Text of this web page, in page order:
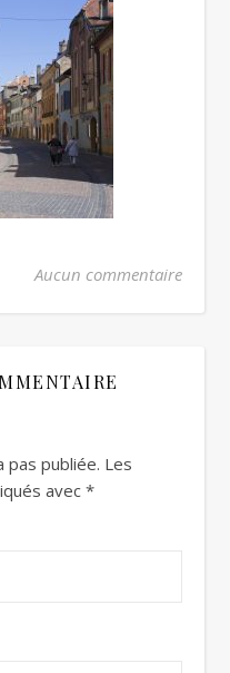
Aucun commentaire
pas publiée. Les
avec *